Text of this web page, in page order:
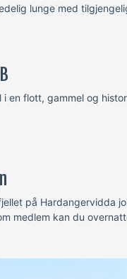
lunge med
en flott, gammel og
på Hardangervidda
medlem kan du